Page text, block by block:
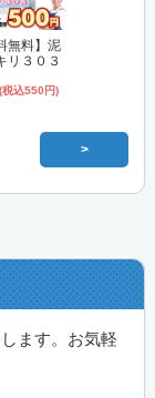
無料】泥
リ３０３
込550円)
>
ます。お気軽